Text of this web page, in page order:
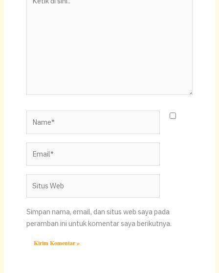
p o
Web
Simpan nama, email, dan situs web saya pada
peramban ini untuk komentar saya berikutnya.